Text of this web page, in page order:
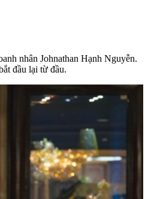
nhân Johnathan Hạnh Nguyễn.
đầu lại từ đầu.